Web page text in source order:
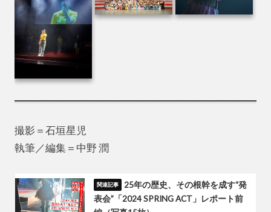
撮影＝石垣星児
執筆／編集＝中野 潤
25年の歴史、その根幹を成す“発
表会”「2024 SPRING ACT」レポート前